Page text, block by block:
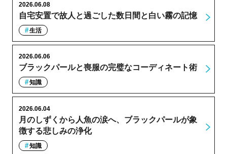
自宅安置で故人と過ごした数日間と白い霧の記憶
2026.06.08
生活
ブラックパールと喪服の完璧なコーディネート術
2026.06.06
知識
月のしずくから人魚の涙へ、ブラックパールが象
徴する悲しみの浄化
2026.06.04
知識